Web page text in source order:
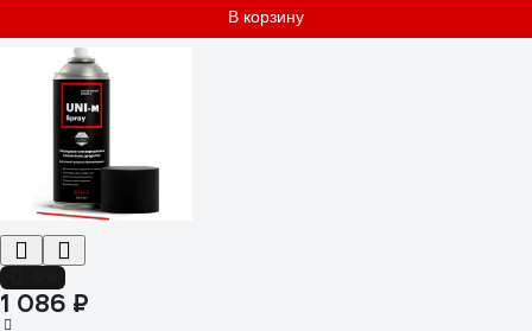
В корзину
1 086 ₽